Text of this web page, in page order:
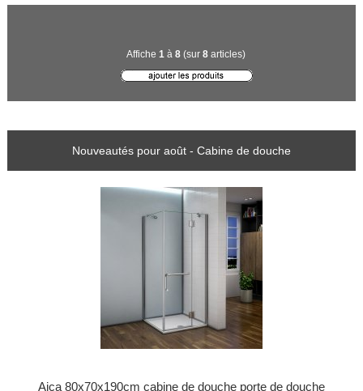
Affiche 1 à 8(sur 8articles)
Nouveautés pour août - Cabine de douche
Aica 80x70x190cm cabine de douche porte de douche